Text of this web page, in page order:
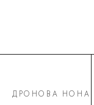
ДРОНОВА НОНА